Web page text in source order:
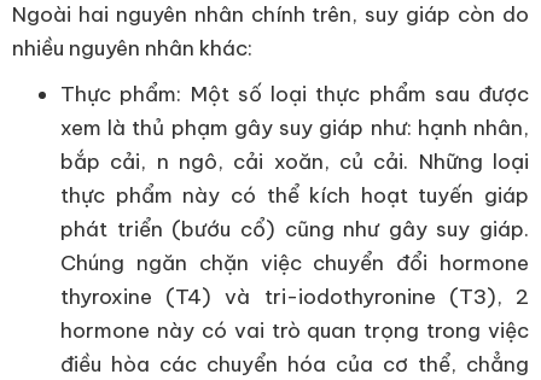
Ngoài hai nguyên nhân chính trên, suy giáp còn do
nhiều nguyên nhân khác:
Thực phẩm: Một số loại thực phẩm sau được
xem là thủ phạm gây suy giáp như: hạnh nhân,
bắp cải, n ngô, cải xoăn, củ cải. Những loại
thực phẩm này có thể kích hoạt tuyến giáp
phát triển (bướu cổ) cũng như gây suy giáp.
Chúng ngăn chặn việc chuyển đổi hormone
thyroxine (T4) và tri-iodothyronine (T3), 2
hormone này có vai trò quan trọng trong việc
điều hòa các chuyển hóa của cơ thể, chẳng